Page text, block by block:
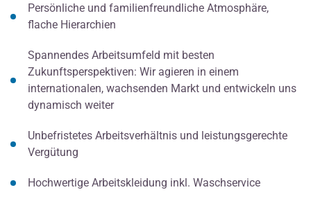
Persönliche und familienfreundliche Atmosphäre,
flache Hierarchien
Spannendes Arbeitsumfeld mit besten
Zukunftsperspektiven: Wir agieren in einem
internationalen, wachsenden Markt und entwickeln uns
dynamisch weiter
Unbefristetes Arbeitsverhältnis und leistungsgerechte
Vergütung
Hochwertige Arbeitskleidung inkl. Waschservice